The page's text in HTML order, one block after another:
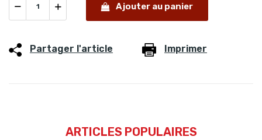
Ajouter au panier
Partager l'article Imprimer
ARTICLES POPULAIRES